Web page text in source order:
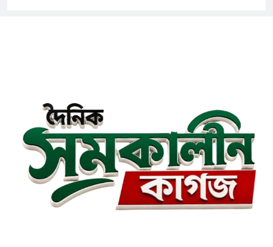
সোনারগাঁয়ের জলাবদ্ধতা নিরসনে দ্রুত
পদক্ষেপের নির্দেশ: বিভাগীয়
কমিশনারের
নারায়ণগঞ্জে দিনমজুরের রহস্যজনক